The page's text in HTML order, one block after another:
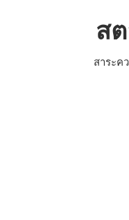
ส
สาระค